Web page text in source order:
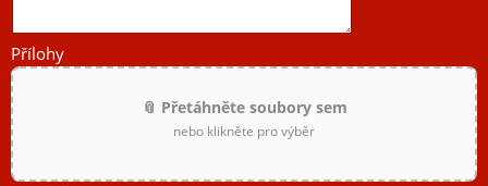
Přílohy
📎 Přetáhněte soubory sem
nebo klikněte pro výběr